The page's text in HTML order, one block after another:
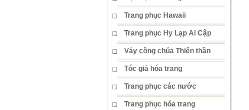
Trang phục Hawaii
Trang phục Hy Lạp Ai Cập
Váy công chúa Thiên thần
Tóc giả hóa trang
Trang phục các nước
Trang phục hóa trang